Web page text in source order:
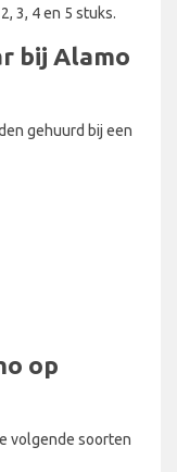
3, 4 en 5 stuks.
bij Alamo
gehuurd bij een
op
volgende soorten